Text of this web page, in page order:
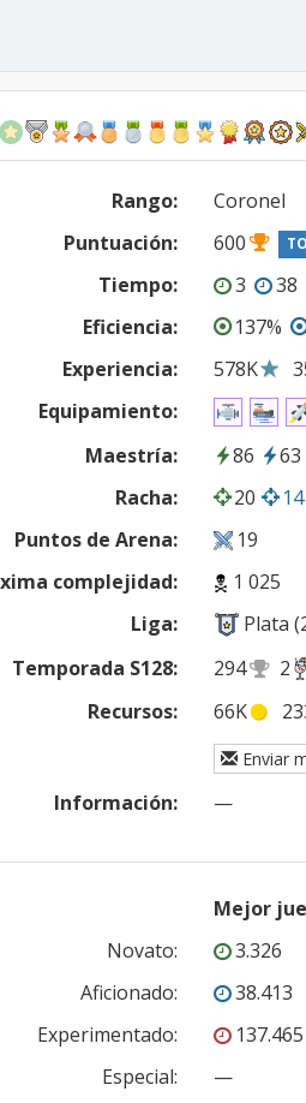
Rango:
Coronel
Puntuación:
600
Tiempo: 3 38
Eficiencia:
137%
Experiencia:
578K
Equipamiento:
Maestría: 86 63
Racha:
20 14
Puntos de Arena:
19
complejidad:
1 025
Liga:
Plata
Temporada S128:
294
2
Recursos:
66K
Enviar
Información: —
Mejor
Novato: 3.326
Aficionado: 38.413
Experimentado: 137.465
Especial: —